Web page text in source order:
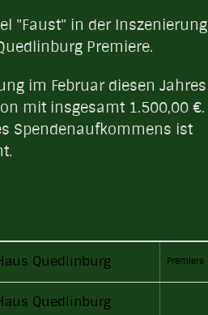
"Faust" in der Inszenierung
Premiere.
im Februar diesen Jahres
mit insgesamt 1.500,00 €.
Spendenaufkommens ist
Quedlinburg Premiere
Quedlinburg